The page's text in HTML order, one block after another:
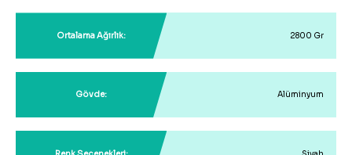
Ortalama Ağırlık: 2800 Gr
Gövde: Alüminyum